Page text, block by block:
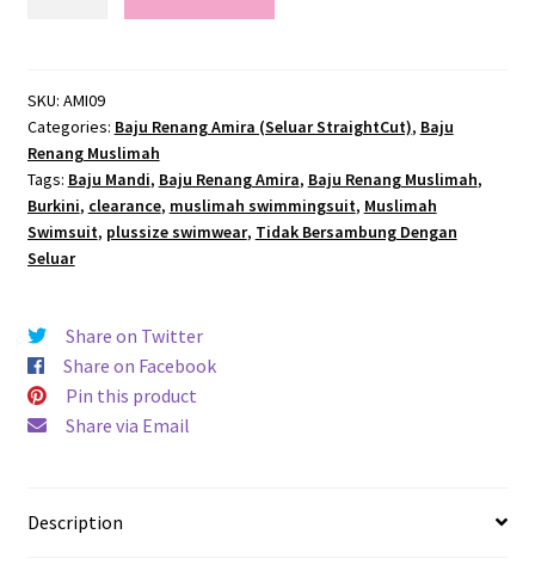
Amira
quantity
SKU: AMI09
Categories: Baju Renang Amira (Seluar StraightCut), Baju
Renang Muslimah
Tags: Baju Mandi, Baju Renang Amira, Baju Renang Muslimah,
Burkini, clearance, muslimah swimmingsuit, Muslimah
Swimsuit, plussize swimwear, Tidak Bersambung Dengan
Seluar
Share on Twitter
Share on Facebook
Pin this product
Share via Email
Description